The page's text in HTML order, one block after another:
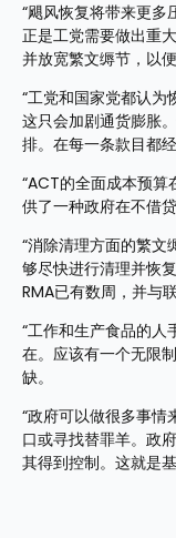
“飓风恢复将带来更
正是工党需要做出重
并放宽繁文缛节，以
“工党和国家党都认
这只会加剧通货膨胀
排。在每一条款目都
“ACT的全面成本预算
供了一种政府在不借
“消除清理方面的繁
够尽快进行清理并恢
RMA已有数周，并与
“工作和生产食品的
在。应该有一个无限
缺。
“政府可以做很多事
口或寻找替罪羊。政
其得到控制。这就是